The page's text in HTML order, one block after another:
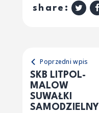
share:
Poprzedni wpis
SKB LITPOL-
MALOW
SUWAŁKI
SAMODZIELNY